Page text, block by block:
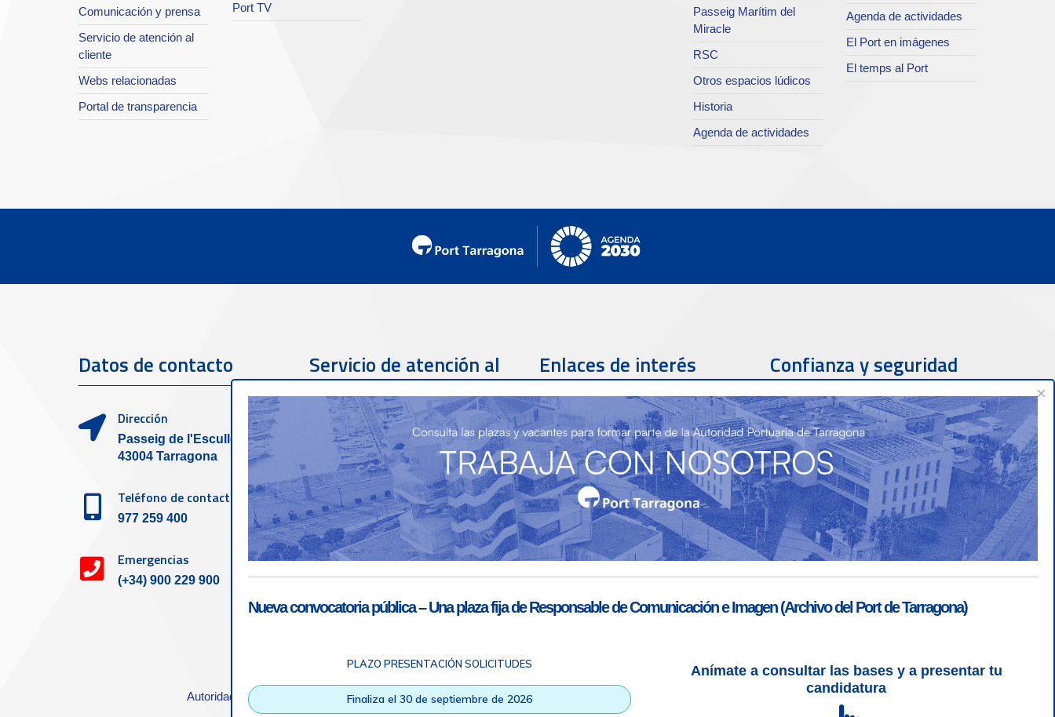
Comunicación y prensa
Servicio de atención al
cliente
Webs relacionadas
Portal de transparencia
Port TV
Passeig Marítim del
Miracle
RSC
Otros espacios lúdicos
Historia
Agenda de actividades
Agenda de actividades
El Port en imágenes
El temps al Port
Datos de contacto
Dirección
Passeig de l'Escullera s/n,
43004 Tarragona
Teléfono de contacto
977 259 400
Emergencias
(+34) 900 229 900
Servicio de atención al
cliente
Teléfono de contacto
977 259 462
Email de contacto
sac@porttarragona.cat
Información SAC
Enlaces de interés
Partners
Confianza y seguridad
Accesibilidad| Nota legal| Info RGPD| Información de grabación telefónica |SGSI|Login
Autoridad Portuaria de Tarragona © Todos los derechos reservados | Diseño Web Responsive | HTML 5 | CSS 3 | WCAG 2 y WW3C
×
Nueva convocatoria pública – Una plaza fija de Responsable de Comunicación e Imagen (Archivo del Port de Tarragona)
PLAZO PRESENTACIÓN SOLICITUDES
Finaliza el 30 de septiembre de 2026
Anímate a consultar las bases y a presentar tu
candidatura